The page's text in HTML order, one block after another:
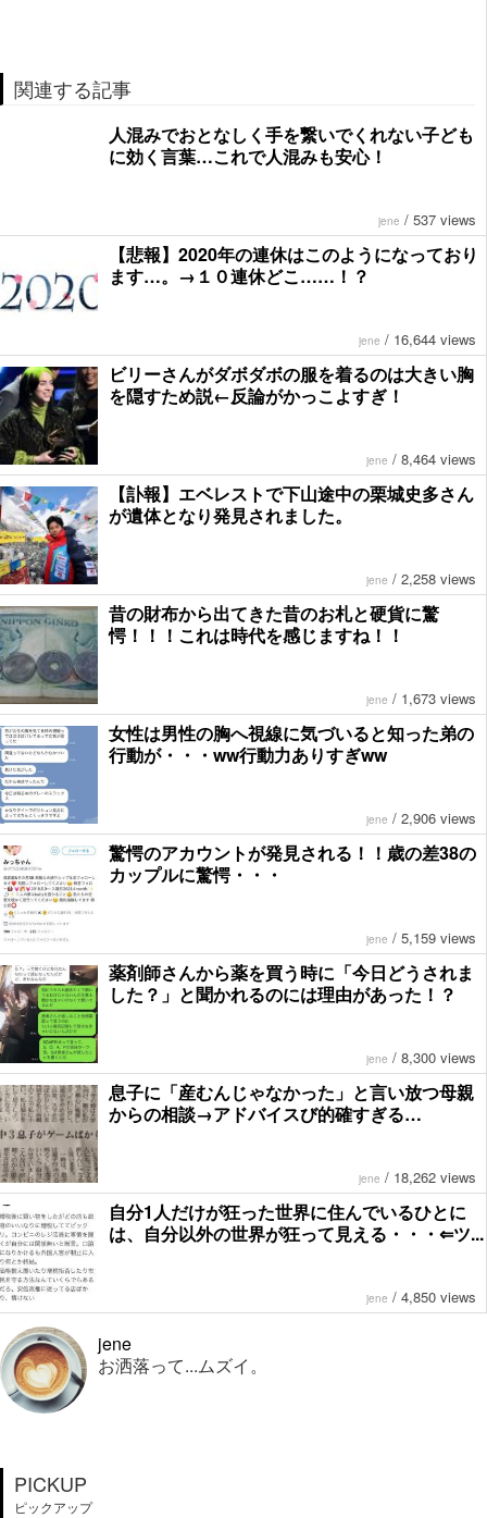
関連する記事
人混みでおとなしく手を繋いでくれない子ども
に効く言葉…これで人混みも安心！
jene / 537 views
【悲報】2020年の連休はこのようになっており
ます…。→１０連休どこ……！？
jene / 16,644 views
ビリーさんがダボダボの服を着るのは大きい胸
を隠すため説←反論がかっこよすぎ！
jene / 8,464 views
【訃報】エベレストで下山途中の栗城史多さん
が遺体となり発見されました。
jene / 2,258 views
昔の財布から出てきた昔のお札と硬貨に驚
愕！！！これは時代を感じますね！！
jene / 1,673 views
女性は男性の胸へ視線に気づいると知った弟の
行動が・・・ww行動力ありすぎww
jene / 2,906 views
驚愕のアカウントが発見される！！歳の差38の
カップルに驚愕・・・
jene / 5,159 views
薬剤師さんから薬を買う時に「今日どうされま
した？」と聞かれるのには理由があった！？
jene / 8,300 views
息子に「産むんじゃなかった」と言い放つ母親
からの相談→アドバイスび的確すぎる…
jene / 18,262 views
自分1人だけが狂った世界に住んでいるひとに
は、自分以外の世界が狂って見える・・・⇐ツ...
jene / 4,850 views
jene
お洒落って...ムズイ。
PICKUP
ピックアップ